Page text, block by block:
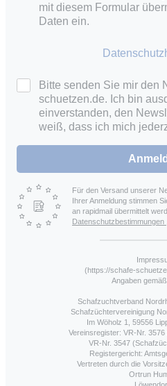
mit diesem Formular
Daten ein.
Bitte senden Sie mir den
schuetzen.de. Ich bin
einverstanden, den
weiß, dass ich mich
Für den Versand unserer
Ihrer Anmeldung stimmen
an rapidmail übermittelt
Datenschutzbestimmungen
(https://schafe-
Angaben
Schafzuchtverband
Schafzüchtervereinigung
Im Wöholz 1, 59556
Vereinsregister: VR-Nr.
VR-Nr. 3547
Registergericht:
Vertreten durch die
Ortrun